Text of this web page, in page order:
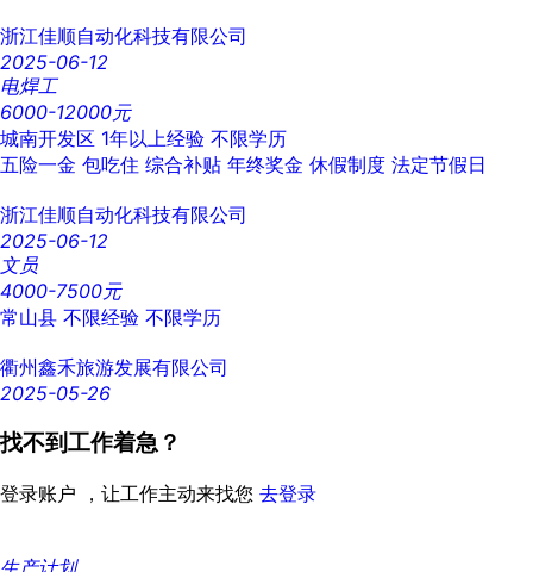
浙江佳顺自动化科技有限公司
2025-06-12
电焊工
6000-12000元
城南开发区 1年以上经验 不限学历
五险一金 包吃住 综合补贴 年终奖金 休假制度 法定节假日
浙江佳顺自动化科技有限公司
2025-06-12
文员
4000-7500元
常山县 不限经验 不限学历
衢州鑫禾旅游发展有限公司
2025-05-26
找不到工作着急？
登录账户 ，让工作主动来找您 去登录
生产计划